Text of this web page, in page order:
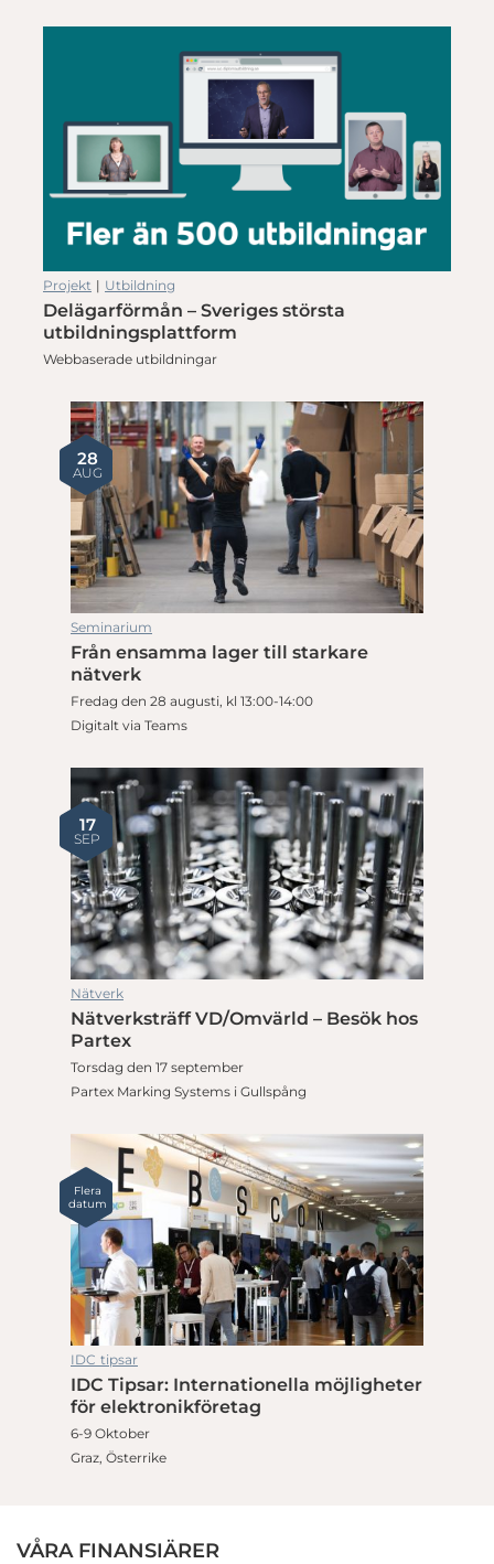
Projekt | Utbildning
Delägarförmån – Sveriges största
utbildningsplattform
Webbaserade utbildningar
28
AUG
Seminarium
Från ensamma lager till starkare
nätverk
Fredag den 28 augusti, kl 13:00-14:00
Digitalt via Teams
17
SEP
Nätverk
Nätverksträff VD/Omvärld – Besök hos
Partex
Torsdag den 17 september
Partex Marking Systems i Gullspång
Flera
datum
IDC tipsar
IDC Tipsar: Internationella möjligheter
för elektronikföretag
6-9 Oktober
Graz, Österrike
VÅRA FINANSIÄRER